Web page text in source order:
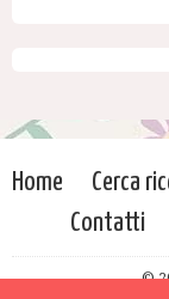
Home Cerca
Contatti
©